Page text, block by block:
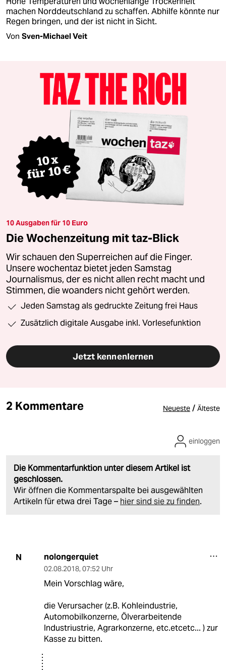
machen Norddeutschland zu schaffen. Abhilfe könnte nur
Regen bringen, und der ist nicht in Sicht.
Von Sven-Michael Veit
10 Ausgaben für 10 Euro
Die Wochenzeitung mit taz-Blick
Wir schauen den Superreichen auf die Finger.
Unsere wochentaz bietet jeden Samstag
Journalismus, der es nicht allen recht macht und
Stimmen, die woanders nicht gehört werden.
Jeden Samstag als gedruckte Zeitung frei Haus
Zusätzlich digitale Ausgabe inkl. Vorlesefunktion
Jetzt kennenlernen
2 Kommentare Neueste / Älteste
Die Kommentarfunktion unter diesem Artikel ist
geschlossen.
Wir öffnen die Kommentarspalte bei ausgewählten
Artikeln für etwa drei Tage – hier sind sie zu finden.
einloggen
N nolongerquiet
02.08.2018, 07:52 Uhr
Mein Vorschlag wäre,
die Verursacher (z.B. Kohleindustrie,
Automobilkonzerne, Ölverarbeitende
Industriustrie, Agrarkonzerne, etc.etcetc... ) zur
Kasse zu bitten.